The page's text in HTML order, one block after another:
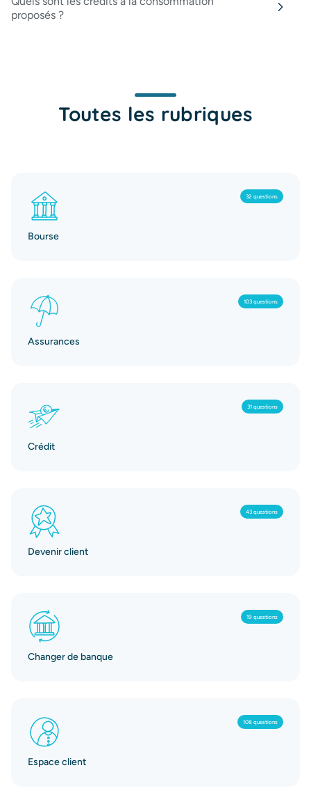
proposés ?
Toutes les rubriques
32 questions
Bourse
103 questions
Assurances
31 questions
Crédit
43 questions
Devenir client
19 questions
Changer de banque
108 questions
Espace client